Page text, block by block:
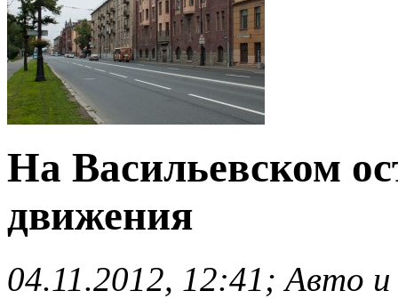
На Васильевском
движения
04.11.2012, 12:41; Авто и